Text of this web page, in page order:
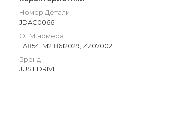
Номер Детали
JDAC0066
ОЕМ номера
LA854; M218612029; ZZ07002
Бренд
JUST DRIVE